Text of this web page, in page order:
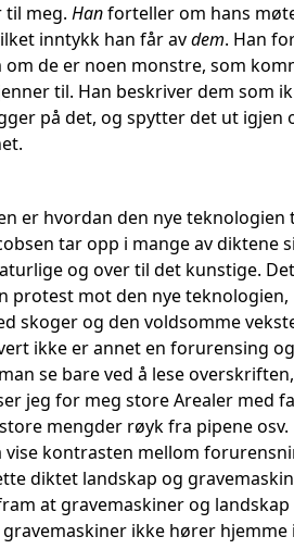
til meg. Hanforteller om hans
inntykk han får avdem. Han
om de er noen monstre, som
til. Han beskriver dem som
på det, og spytter det ut igjen
er hvordan den nye teknologien
tar opp i mange av diktene
og over til det kunstige.
protest mot den nye
skoger og den voldsomme
ikke er annet en forurensing
se bare ved å lese
jeg for meg store Arealer med
mengder røyk fra pipene
vise kontrasten mellom
diktet landskap og
at gravemaskiner og landskap
ikke hører hjemme